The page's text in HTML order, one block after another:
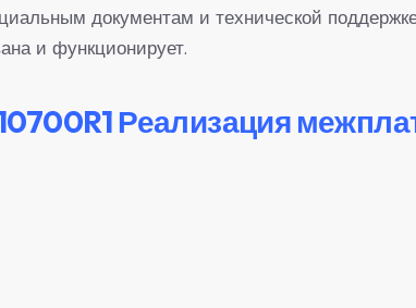
документам и технической
и функционирует.
Реализация